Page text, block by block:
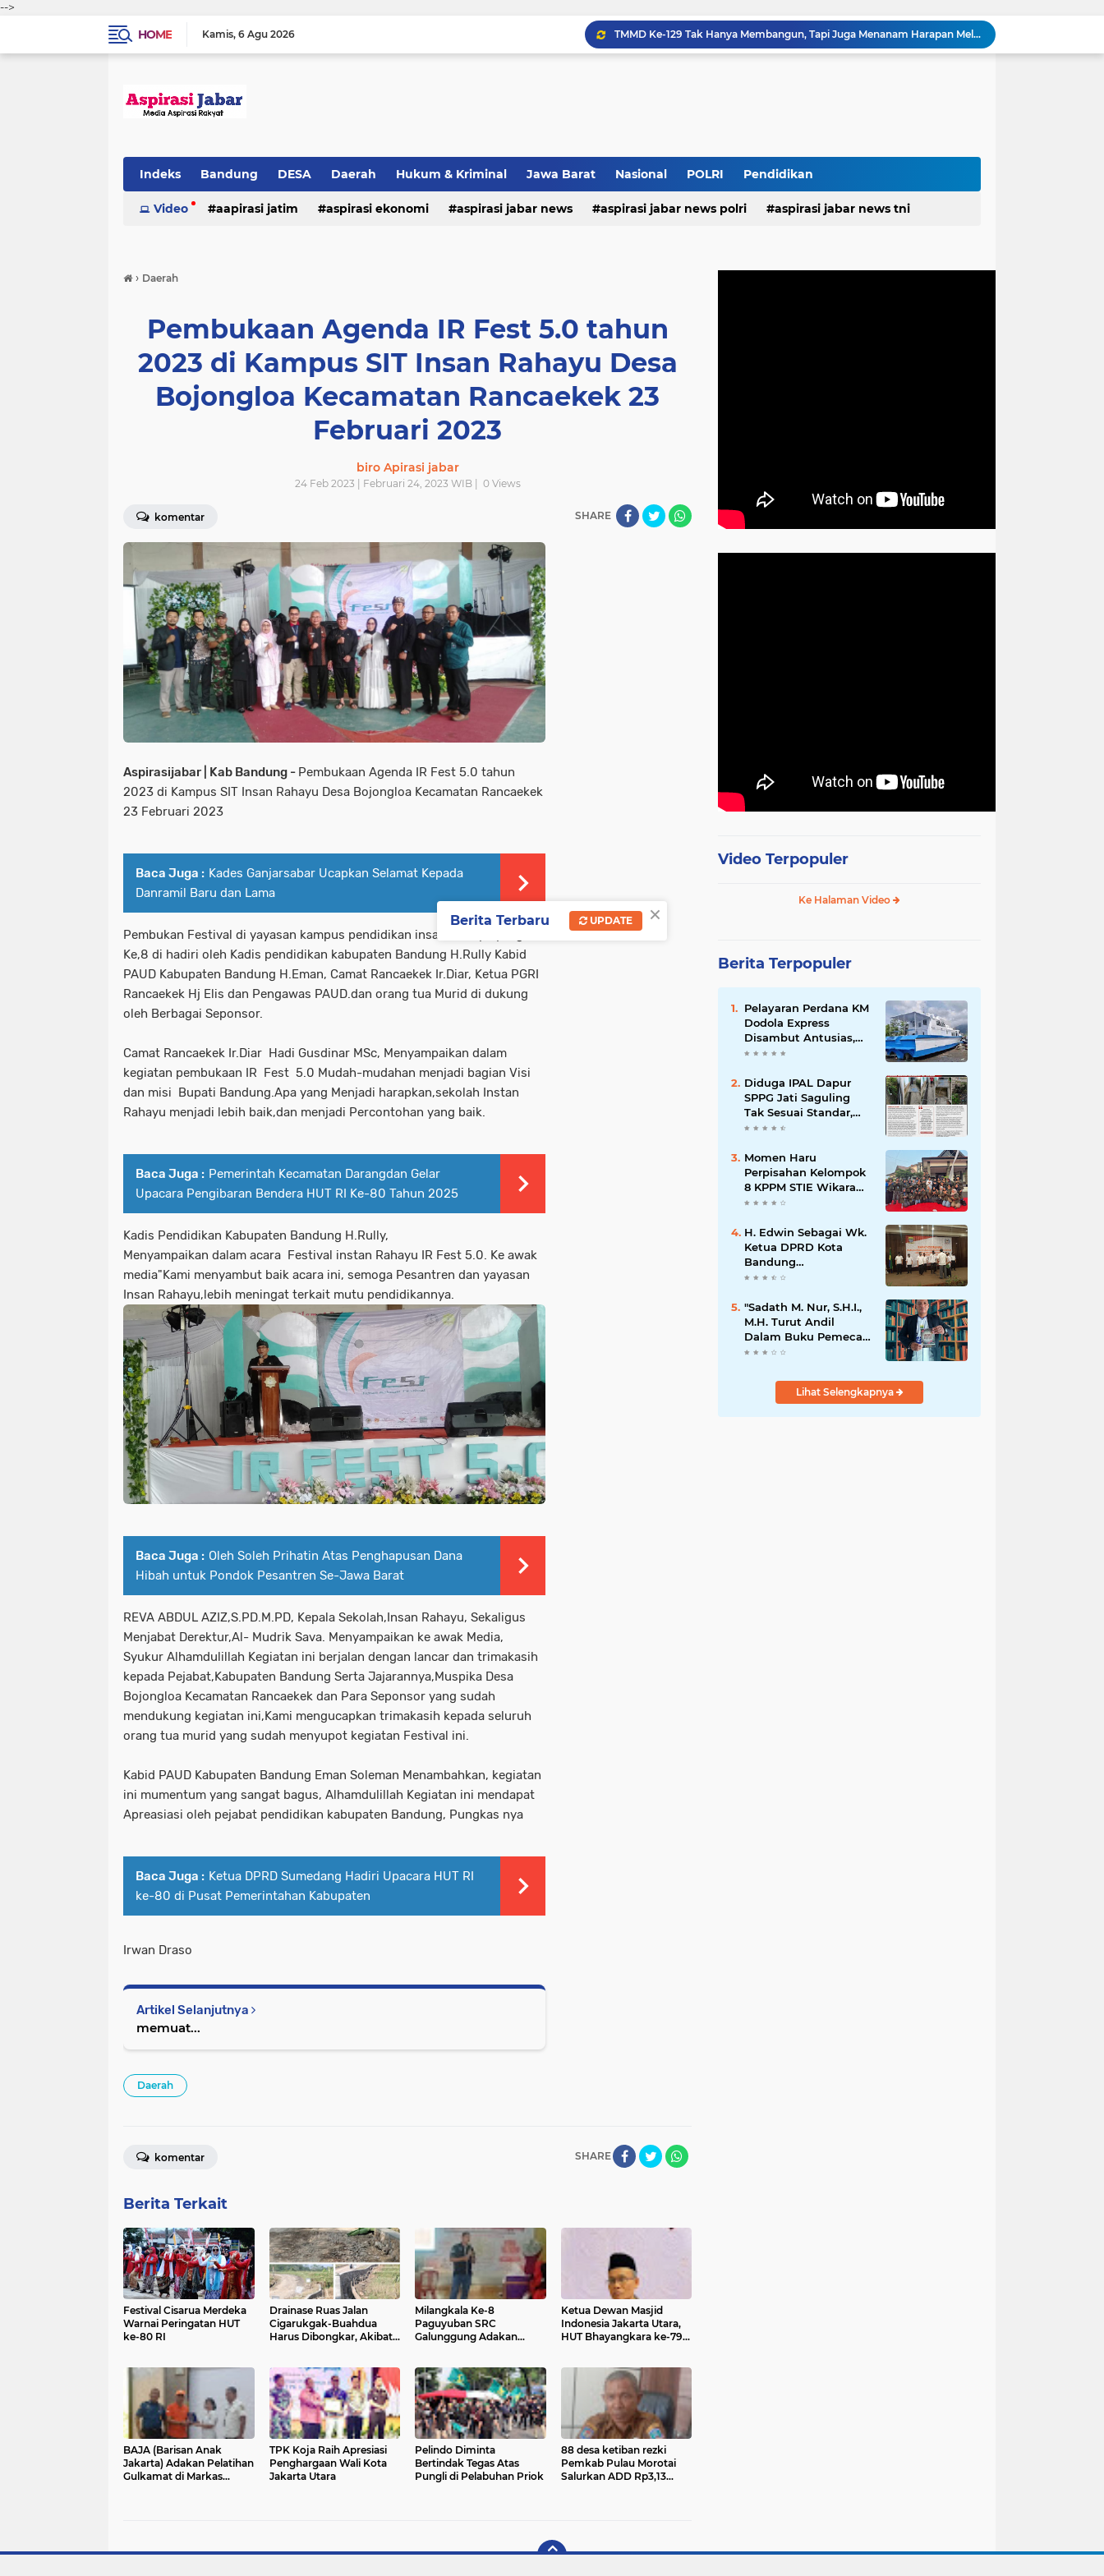
-->
HOME
Kamis 6 Agu 2026
TMMD Ke-129 Tak Hanya Membangun, Tapi Juga Menanam Harapan Melalui Ketahanan Pangan
Tingkatkan Kualitas Layanan Publik, Bupati Pulau Morotai Motivasi Kinerja Pegawai PDAM
Komisaris Pertamina Patra Niaga Pastikan Keandalan Energi di Bali, Dukung Mobilitas Masyarakat & Wisatawan
Maxim Membantu Seorang Ayah Tunggal Tetap Mengasuh Buah Hatinya
Indeks Bandung DESA Daerah Hukum & Kriminal Jawa Barat Nasional POLRI Pendidikan
Video aapirasi jatim aspirasi ekonomi aspirasi jabar news aspirasi jabar news polri aspirasi jabar news tni
hukum & kriminal
› Daerah
Pembukaan Agenda IR Fest 5.0 tahun
2023 di Kampus SIT Insan Rahayu Desa
Bojongloa Kecamatan Rancaekek 23
Februari 2023
biro Apirasi jabar
24 Feb 2023 | Februari 24, 2023 WIB | 0Views
komentar SHARE
Aspirasijabar | Kab Bandung - Pembukaan Agenda IR Fest 5.0 tahun
2023 di Kampus SIT Insan Rahayu Desa Bojongloa Kecamatan Rancaekek
23 Februari 2023
Baca Juga : Kades Ganjarsabar Ucapkan Selamat Kepada
Danramil Baru dan Lama
Pembukan Festival di yayasan kampus pendidikan insan Rahayu yang
Ke,8 di hadiri oleh Kadis pendidikan kabupaten Bandung H.Rully Kabid
PAUD Kabupaten Bandung H.Eman, Camat Rancaekek Ir.Diar, Ketua PGRI
Rancaekek Hj Elis dan Pengawas PAUD.dan orang tua Murid di dukung
oleh Berbagai Seponsor.
Camat Rancaekek Ir.Diar Hadi Gusdinar MSc, Menyampaikan dalam
kegiatan pembukaan IR Fest 5.0 Mudah-mudahan menjadi bagian Visi
dan misi Bupati Bandung.Apa yang Menjadi harapkan,sekolah Instan
Rahayu menjadi lebih baik,dan menjadi Percontohan yang baik.
Baca Juga : Pemerintah Kecamatan Darangdan Gelar
Upacara Pengibaran Bendera HUT RI Ke-80 Tahun 2025
Kadis Pendidikan Kabupaten Bandung H.Rully,
Menyampaikan dalam acara Festival instan Rahayu IR Fest 5.0. Ke awak
media"Kami menyambut baik acara ini, semoga Pesantren dan yayasan
Insan Rahayu,lebih meningat terkait mutu pendidikannya.
Baca Juga : Oleh Soleh Prihatin Atas Penghapusan Dana
Hibah untuk Pondok Pesantren Se-Jawa Barat
REVA ABDUL AZIZ,S.PD.M.PD, Kepala Sekolah,Insan Rahayu, Sekaligus
Menjabat Derektur,Al- Mudrik Sava. Menyampaikan ke awak Media,
Syukur Alhamdulillah Kegiatan ini berjalan dengan lancar dan trimakasih
kepada Pejabat,Kabupaten Bandung Serta Jajarannya,Muspika Desa
Bojongloa Kecamatan Rancaekek dan Para Seponsor yang sudah
mendukung kegiatan ini,Kami mengucapkan trimakasih kepada seluruh
orang tua murid yang sudah menyupot kegiatan Festival ini.
Kabid PAUD Kabupaten Bandung Eman Soleman Menambahkan, kegiatan
ini mumentum yang sangat bagus, Alhamdulillah Kegiatan ini mendapat
Apreasiasi oleh pejabat pendidikan kabupaten Bandung, Pungkas nya
Baca Juga : Ketua DPRD Sumedang Hadiri Upacara HUT RI
ke-80 di Pusat Pemerintahan Kabupaten
Irwan Draso
Artikel Selanjutnya
memuat...
Daerah
SHARE
komentar
Berita Terkait
Festival Cisarua Merdeka
Warnai Peringatan HUT
ke-80 RI
Drainase Ruas Jalan
Cigarukgak-Buahdua
Harus Dibongkar, Akibat
Milangkala Ke-8
Paguyuban SRC
Galunggung Adakan
Ketua Dewan Masjid
Indonesia Jakarta Utara,
HUT Bhayangkara ke-79 :
BAJA (Barisan Anak
Jakarta) Adakan Pelatihan
Gulkamat di Markas
TPK Koja Raih Apresiasi
Penghargaan Wali Kota
Jakarta Utara
Pelindo Diminta
Bertindak Tegas Atas
Pungli di Pelabuhan Priok
88 desa ketiban rezki
Pemkab Pulau Morotai
Salurkan ADD Rp3,13
Video Terpopuler
Ke Halaman Video
Berita Terpopuler
Pelayaran Perdana KM
Dodola Express
Disambut Antusias,
Baling-Baling Segera
Diduga IPAL Dapur
SPPG Jati Saguling
Tak Sesuai Standar,
Warga Keluhkan
Mengalir ke Sungai
Momen Haru
Perpisahan Kelompok
8 KPPM STIE Wikara
Bersama Kepala Desa
Kecamatan Bojong
H. Edwin Sebagai Wk.
Ketua DPRD Kota
Bandung
Mengapresiasi Dan
Kepada
Kepemimpinan Merdi
Hajiji Sebagai ketua
DPD Lpm Kota
2021-2026
"Sadath M. Nur, S.H.I.,
M.H. Turut Andil
Dalam Buku Pemecah
Rekor MURI Puisi
Lihat Selengkapnya
×
Berita Terbaru UPDATE